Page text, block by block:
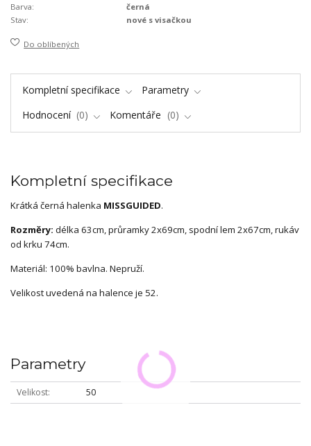
Barva:
černá
Stav:
nové s visačkou
Do oblíbených
Kompletní specifikace
Parametry
Hodnocení
0 Komentáře 0
Kompletní specifikace
Krátká černá halenka MISSGUIDED.
Rozměry: délka 63cm, průramky 2x69cm, spodní lem 2x67cm, rukáv
od krku 74cm.
Materiál: 100% bavlna. Nepruží.
Velikost uvedená na halence je 52.
Parametry
Velikost 50